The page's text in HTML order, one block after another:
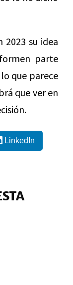
2023 su idea
parte
que parece
que ver en
LinkedIn